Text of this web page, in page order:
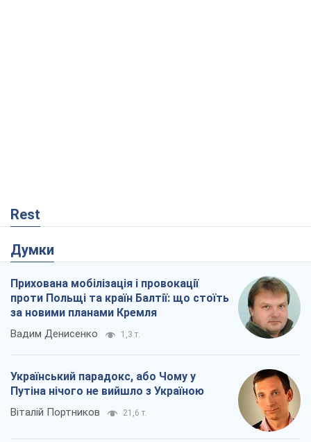
Rest
Думки
Прихована мобілізація і провокації
проти Польщі та країн Балтії: що стоїть
за новими планами Кремля
Вадим Денисенко 1,3 т.
Український парадокс, або Чому у
Путіна нічого не вийшло з Україною
Віталій Портников 21,6 т.